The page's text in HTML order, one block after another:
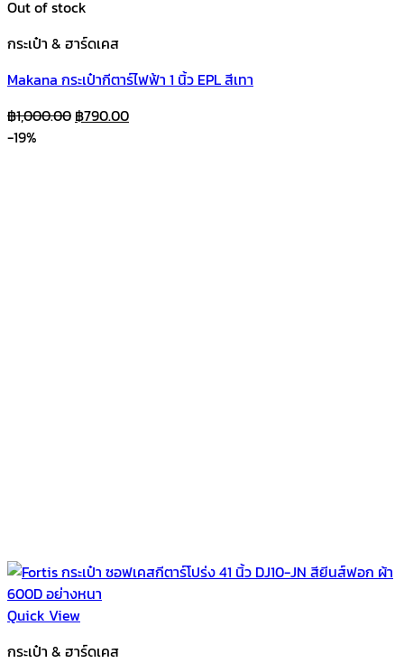
Out of stock
กระเป๋า & ฮาร์ดเคส
Makana กระเป๋ากีตาร์ไฟฟ้า 1 นิ้ว EPL สีเทา
฿1,000.00 Original
฿790.00Current
-19%
Quick View
กระเป๋า & ฮาร์ดเคส